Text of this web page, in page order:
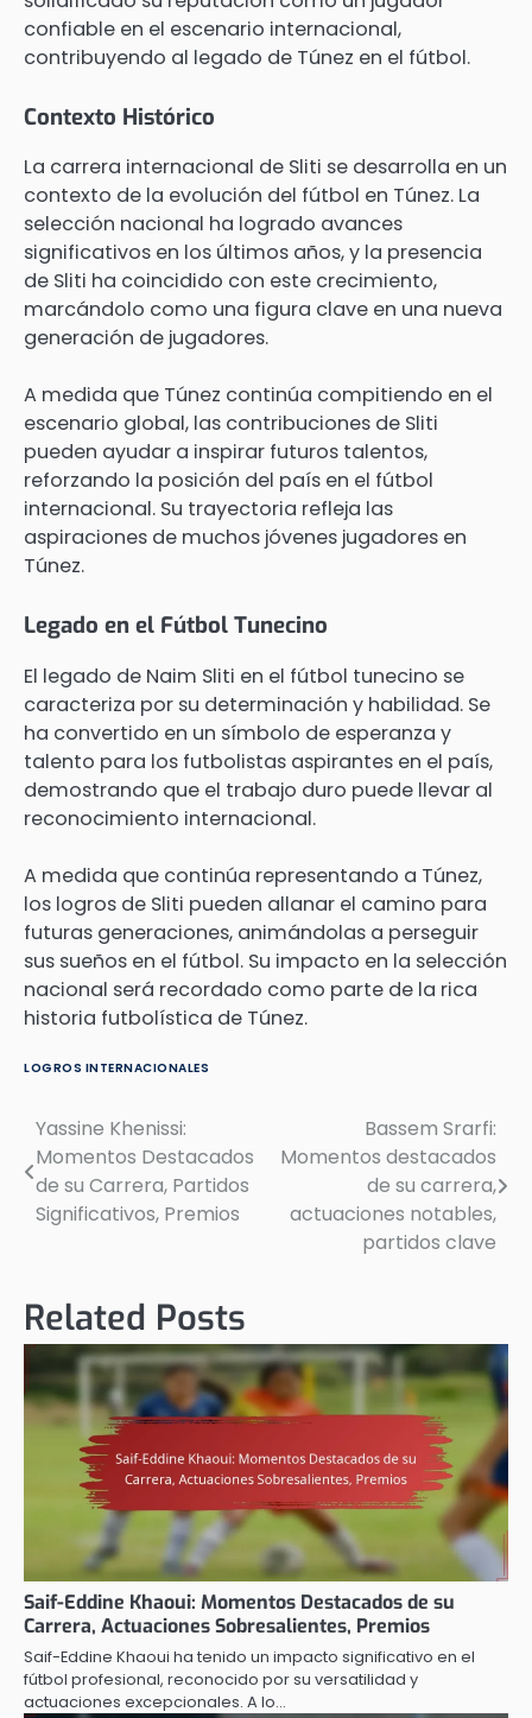
confiable en el escenario internacional,
contribuyendo al legado de Túnez en el fútbol.
Contexto Histórico
La carrera internacional de Sliti se desarrolla en un
contexto de la evolución del fútbol en Túnez. La
selección nacional ha logrado avances
significativos en los últimos años, y la presencia
de Sliti ha coincidido con este crecimiento,
marcándolo como una figura clave en una nueva
generación de jugadores.
A medida que Túnez continúa compitiendo en el
escenario global, las contribuciones de Sliti
pueden ayudar a inspirar futuros talentos,
reforzando la posición del país en el fútbol
internacional. Su trayectoria refleja las
aspiraciones de muchos jóvenes jugadores en
Túnez.
Legado en el Fútbol Tunecino
El legado de Naim Sliti en el fútbol tunecino se
caracteriza por su determinación y habilidad. Se
ha convertido en un símbolo de esperanza y
talento para los futbolistas aspirantes en el país,
demostrando que el trabajo duro puede llevar al
reconocimiento internacional.
A medida que continúa representando a Túnez,
los logros de Sliti pueden allanar el camino para
futuras generaciones, animándolas a perseguir
sus sueños en el fútbol. Su impacto en la selección
nacional será recordado como parte de la rica
historia futbolística de Túnez.
LOGROS INTERNACIONALES
Post
navigation
Yassine Khenissi:
Momentos Destacados
de su Carrera, Partidos
Significativos, Premios
Bassem Srarfi:
Momentos destacados
de su carrera,
actuaciones notables,
partidos clave
Related Posts
Saif-Eddine Khaoui: Momentos Destacados de su
Carrera, Actuaciones Sobresalientes, Premios
Saif-Eddine Khaoui ha tenido un impacto significativo en el
fútbol profesional, reconocido por su versatilidad y
actuaciones excepcionales. A lo…